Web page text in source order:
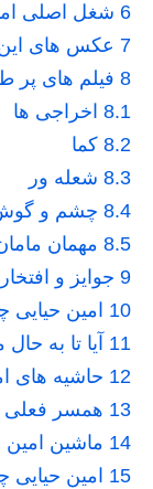
6 شغل اصلی
7 عکس های این
8 فیلم های پر
8.1 اخراجی ها
8.2 کما
8.3 شعله ور
8.4 چشم و
8.5 مهمان
9 جوایز و
10 امین حیایی
11 آیا تا به
12 حاشیه های
13 همسر فعلی
14 ماشین
15 امین حیایی